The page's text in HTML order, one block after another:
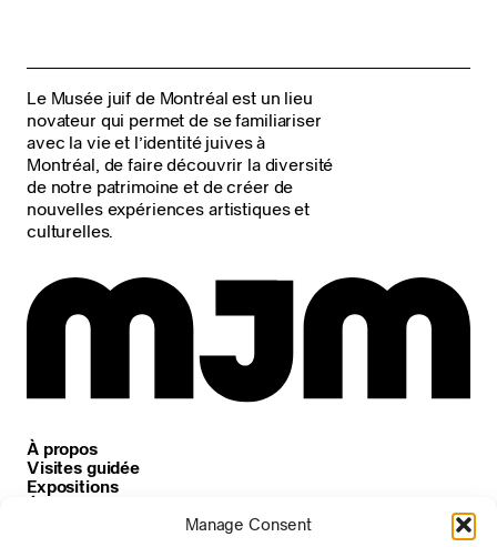
Manage Consent
Le Musée juif de Montréal est un lieu
novateur qui permet de se familiariser
avec la vie et l’identité juives à
Montréal, de faire découvrir la diversité
de notre patrimoine et de créer de
nouvelles expériences artistiques et
culturelles.
À propos
Visites guidée
Expositions
Événements